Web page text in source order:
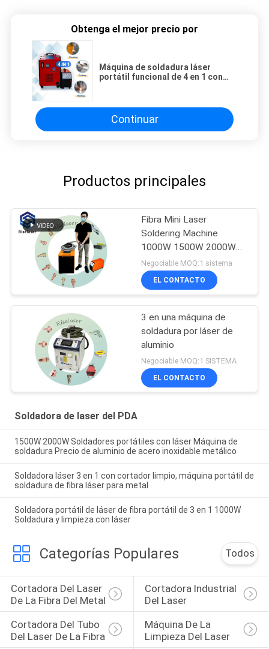
Obtenga el mejor precio por
Máquina de soldadura láser
portátil funcional de 4 en 1 con
Continuar
Productos principales
Fibra Mini Laser
Soldering Machine
1000W 1500W 2000W
del CW para los SS de
cobre de aluminio
Negociable MOQ:1 sistema
EL CONTACTO
3 en una máquina de
soldadura por láser de
aluminio
Negociable MOQ:1 SISTEMA
EL CONTACTO
Soldadora de laser del PDA
1500W 2000W Soldadores portátiles con láser Máquina de
soldadura Precio de aluminio de acero inoxidable metálico
Soldadora láser 3 en 1 con cortador limpio, máquina portátil de
soldadura de fibra láser para metal
Soldadora portátil de láser de fibra portátil de 3 en 1 1000W
Soldadura y limpieza con láser
Categorías Populares Todos
Cortadora Del Laser
De La Fibra Del Metal
Cortadora Industrial
Del Laser
Cortadora Del Tubo
Del Laser De La Fibra
Máquina De La
Limpieza Del Laser